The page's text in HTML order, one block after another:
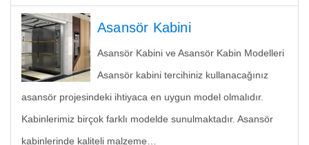
Asansör Kabini
Asansör Kabini ve Asansör Kabin Modelleri
Asansör kabini tercihiniz kullanacağınız
asansör projesindeki ihtiyaca en uygun model olmalıdır.
Kabinlerimiz birçok farklı modelde sunulmaktadır. Asansör
kabinlerinde kaliteli malzeme…